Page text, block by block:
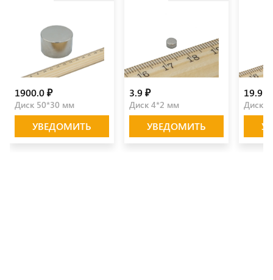
1900.0 ₽
Диск 50*30 мм
УВЕДОМИТЬ
3.9 ₽
Диск 4*2 мм
УВЕДОМИТЬ
19.9 ₽
Диск